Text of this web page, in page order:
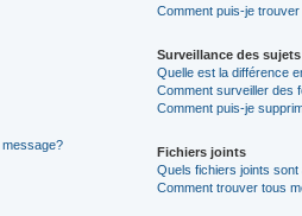
message?
Comment puis-je
Surveillance des
Quelle est la différence
Comment surveiller des
Comment puis-je
Fichiers joints
Quels fichiers joints
Comment trouver tous